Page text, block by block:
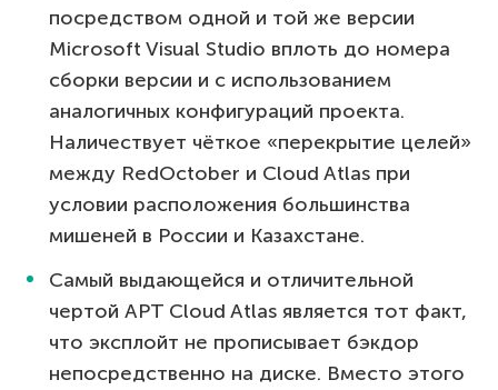
посредством одной и той же версии
Microsoft Visual Studio вплоть до номера
сборки версии и с использованием
аналогичных конфигураций проекта.
Наличествует чёткое «перекрытие целей»
между RedOctober и Cloud Atlas при
условии расположения большинства
мишеней в России и Казахстане.
Самый выдающейся и отличительной
чертой APT Cloud Atlas является тот факт,
что эксплойт не прописывает бэкдор
непосредственно на диске. Вместо этого